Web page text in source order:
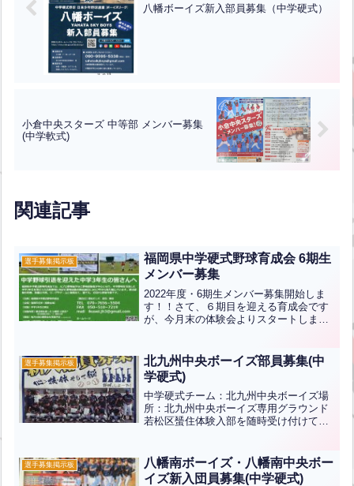
八幡ボーイズ新入部員募集（中学硬式）
小倉中央スターズ 中等部 メンバー募集
(中学軟式)
関連記事
選手募集掲示板
福岡県中学硬式野球育成会 6期生
メンバー募集
2022年度・6期生メンバー募集開始しま
す！！さて、６期目を迎える育成会です
が、今月末の体験会よりスタートしま
ンバー募集案内※「体験会＆説明会開催
のお知らせ」も併せて掲...全文はクリッ
ク
選手募集掲示板
北九州中央ボーイズ部員募集(中
学硬式)
中学硬式チーム：北九州中央ボーイズ場
所：北九州中央ボーイズ専用グラウンド
若松区蜑住体験入部を随時受け付けてい
せご希望の方は三萩野バッティングセン
ター内の“部員募集イン...全文はクリック
選手募集掲示板
八幡南ボーイズ・八幡南中央ボー
イズ新入団員募集(中学硬式)